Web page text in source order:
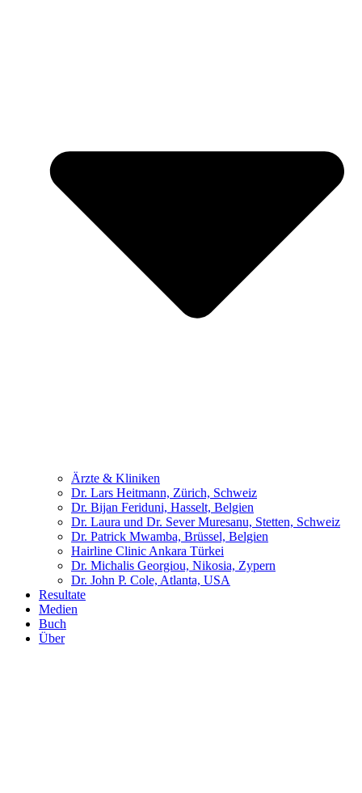
Ärzte & Kliniken
Dr. Lars Heitmann, Zürich, Schweiz
Dr. Bijan Feriduni, Hasselt, Belgien
Dr. Laura und Dr. Sever Muresanu, Stetten, Schweiz
Dr. Patrick Mwamba, Brüssel, Belgien
Hairline Clinic Ankara Türkei
Dr. Michalis Georgiou, Nikosia, Zypern
Dr. John P. Cole, Atlanta, USA
Resultate
Medien
Buch
Über